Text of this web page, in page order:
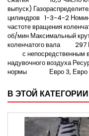
выпуск)
цилиндров 1-3-4-2
частоте вращения
об/мин Максимальный
коленчатого вала 297
с непосредственным
надувочного воздуха
нормы Евро 3, Евро 4
В ЭТОЙ